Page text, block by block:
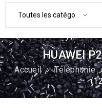
HUAWEI
Accueil › Téléphonie